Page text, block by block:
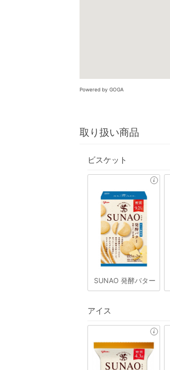
Powered by GOGA
取り扱い商品
ビスケット
SUNAO 発酵バター
アイス